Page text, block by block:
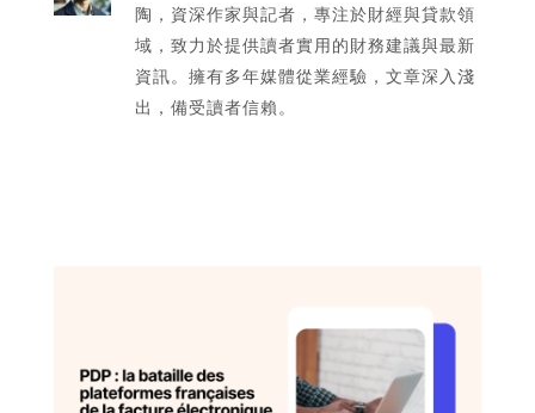
陶，資深作家與記者，專注於財經與貸款領
域，致力於提供讀者實用的財務建議與最新
資訊。擁有多年媒體從業經驗，文章深入淺
出，備受讀者信賴。